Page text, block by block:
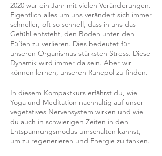
2020 war ein Jahr mit vielen Veränderungen.
Eigentlich alles um uns verändert sich immer
schneller, oft so schnell, dass in uns das
Gefühl entsteht, den Boden unter den
Füßen zu verlieren. Dies bedeutet für
unseren Organismus stärksten Stress. Diese
Dynamik wird immer da sein. Aber wir
können lernen, unseren Ruhepol zu finden.
In diesem Kompaktkurs erfährst du, wie
Yoga und Meditation nachhaltig auf unser
vegetatives Nervensystem wirken und wie
du auch in schwierigen Zeiten in den
Entspannungsmodus umschalten kannst,
um zu regenerieren und Energie zu tanken.